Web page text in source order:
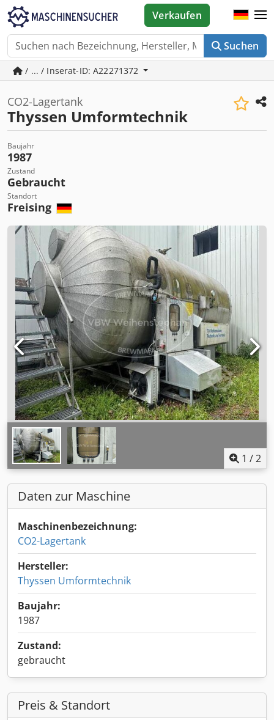
Suchen
Verkaufen
/ ... / Inserat-ID: A22271372
CO2-Lagertank
Thyssen Umformtechnik
Baujahr
1987
Zustand
Gebraucht
Standort
Freising
1 /2
Daten zur Maschine
Maschinenbezeichnung:
CO2-Lagertank
Hersteller:
Thyssen Umformtechnik
Baujahr:
1987
Zustand:
gebraucht
Preis & Standort